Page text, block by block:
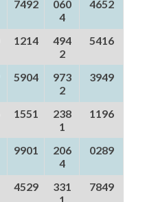
7492
060
4
4652
1214
494
2
5416
5904
973
2
3949
1551
238
1
1196
9901
206
4
0289
4529
331
7849